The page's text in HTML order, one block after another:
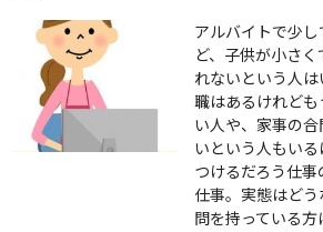
アルバイトで少
ど、子供が小さ
れないという人
職はあるけれど
い人や、家事の
いという人もい
つけるだろう仕
仕事。実態はど
問を持っている方